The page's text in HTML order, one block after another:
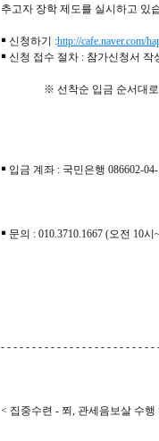
추고자 장학 제도를 실시하고 있
￭ 신청하기 :http://cafe.naver.com/
￭ 신청 접수 절차 : 참가신청서
※ 선착순 입금 순서대로
￭ 입금 계좌 : 국민은행 086602-
￭ 문의 : 010.3710.1667 (오전 10
- - - - - - - - - - - - - - - - - - - - - - - -
< 집중수련 - 쬐, 관세음보살 수행